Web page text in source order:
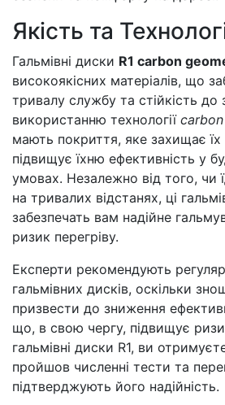
Якість та
Гальмівні диски R1 carbon
високоякісних матеріалів, що
тривалу службу та стійкість до
використанню технології
мають покриття, яке захищає їх
підвищує їхню ефективність у
умовах. Незалежно від того, чи
на тривалих відстанях, ці
забезпечать вам надійне
ризик перегріву.
Експерти рекомендують
гальмівних дисків, оскільки
призвести до зниження
що, в свою чергу, підвищує
гальмівні диски R1, ви
пройшов численні тести та
підтверджують його надійність.